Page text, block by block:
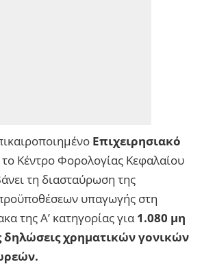
Επιχειρησιακό
Κέντρο Φορολογίας Κεφαλαίου
τη διασταύρωση της
υπαγωγής στη
της Α’ κατηγορίας για1.080 μη
δηλώσεις χρηματικών γονικών